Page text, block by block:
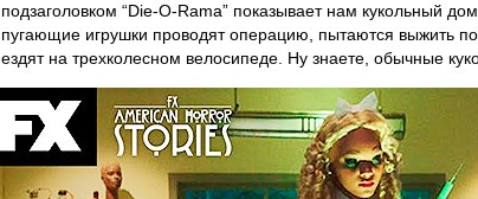
подзаголовком “Die-O-Rama” показывает нам кукольный
пугающие игрушки проводят операцию, пытаются выжить
ездят на трехколесном велосипеде. Ну знаете, обычные